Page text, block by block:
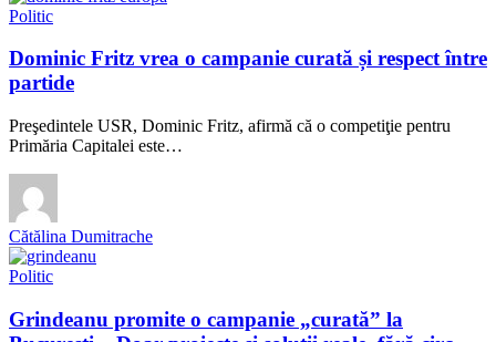
Politic
Dominic Fritz vrea o campanie curată și respect între
partide
Preşedintele USR, Dominic Fritz, afirmă că o competiţie pentru
Primăria Capitalei este…
Cătălina Dumitrache
Politic
Grindeanu promite o campanie „curată” la